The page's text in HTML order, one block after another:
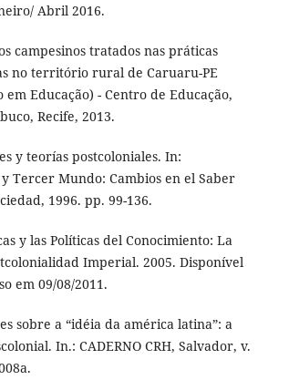
Abril 2016.
campesinos tratados nas práticas
no território rural de Caruaru-PE
Educação) - Centro de Educação,
Recife, 2013.
y teorías postcoloniales. In:
y Tercer Mundo: Cambios en el Saber
1996. pp. 99-136.
y las Políticas del Conocimiento: La
Imperial. 2005. Disponível
em 09/08/2011.
sobre a “idéia da américa latina”: a
In.: CADERNO CRH, Salvador, v.